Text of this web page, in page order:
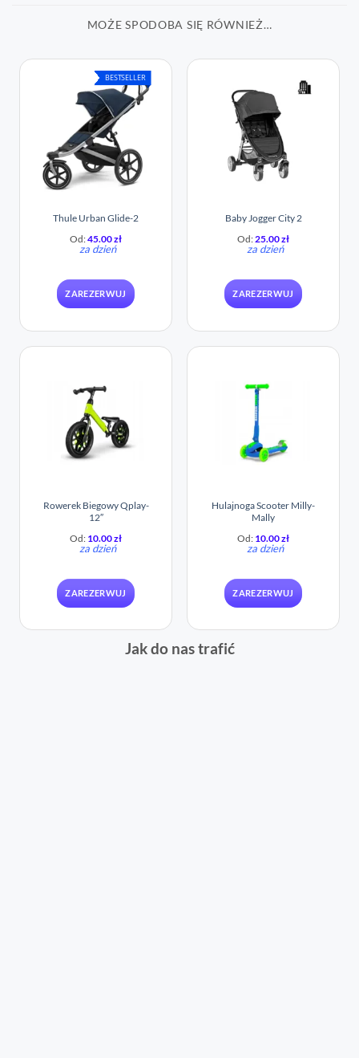
MOŻE SPODOBA SIĘ RÓWNIEŻ…
BESTSELLER
Thule Urban Glide-2
Od:45.00zł
za dzień
ZAREZERWUJ
Baby Jogger City 2
Od:25.00zł
za dzień
ZAREZERWUJ
Rowerek Biegowy Qplay-
12″
Od: 10.00zł
za dzień
ZAREZERWUJ
Hulajnoga Scooter Milly-
Mally
Od: 10.00zł
za dzień
ZAREZERWUJ
Jak do nas trafić